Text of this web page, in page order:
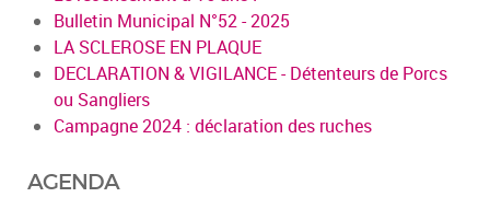
Bulletin Municipal N°52 - 2025
LA SCLEROSE EN PLAQUE
DECLARATION & VIGILANCE - Détenteurs de Porcs
ou Sangliers
Campagne 2024 : déclaration des ruches
AGENDA